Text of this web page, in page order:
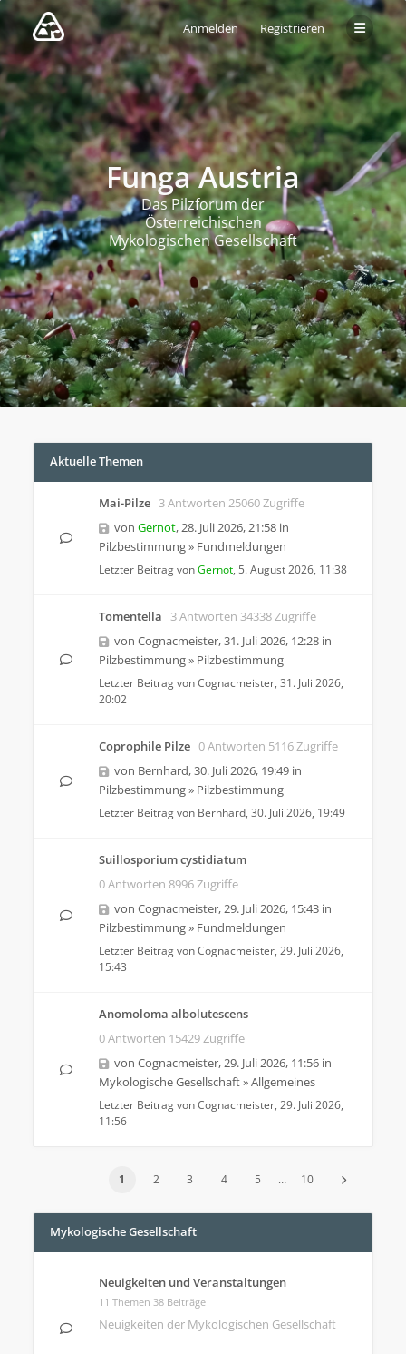
Anmelden Registrieren
Funga Austria
Das Pilzforum der
Österreichischen
Mykologischen Gesellschaft
Aktuelle Themen
Mai-Pilze 3 Antworten 25060 Zugriffe
von Gernot,28. Juli 2026, 21:58 in
Pilzbestimmung» Fundmeldungen
Letzter Beitrag vonGernot, 5. August 2026, 11:38
Tomentella
3 Antworten 34338 Zugriffe
von Cognacmeister,31. Juli 2026, 12:28 in
Pilzbestimmung» Pilzbestimmung
Letzter Beitrag vonCognacmeister, 31. Juli 2026,
20:02
Coprophile Pilze 0 Antworten 5116 Zugriffe
von Bernhard,30. Juli 2026, 19:49 in
Pilzbestimmung» Pilzbestimmung
Letzter Beitrag von Bernhard, 30. Juli 2026, 19:49
Suillosporium cystidiatum
0 Antworten 8996 Zugriffe
von Cognacmeister,29. Juli 2026, 15:43 in
Pilzbestimmung» Fundmeldungen
Letzter Beitrag vonCognacmeister, 29. Juli 2026,
15:43
Anomoloma albolutescens
0 Antworten 15429 Zugriffe
von Cognacmeister,29. Juli 2026, 11:56 in
Mykologische Gesellschaft»Allgemeines
Letzter Beitrag vonCognacmeister, 29. Juli 2026,
11:56
1 2 3 4 5 … 10
Mykologische Gesellschaft
Neuigkeiten und Veranstaltungen
11 Themen 38 Beiträge
Neuigkeiten der Mykologischen Gesellschaft